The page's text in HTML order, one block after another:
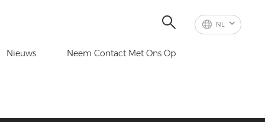
NL
Nieuws
Neem Contact Met Ons Op